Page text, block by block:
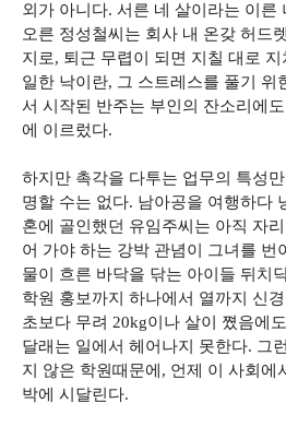
외가 아니다. 서른 네 살이라는 이른
오른 정성철씨는 회사 내 온갖 허드
지로, 퇴근 무렵이 되면 지칠 대로
일한 낙이란, 그 스트레스를 풀기 위
서 시작된 반주는 부인의 잔소리에
에 이르렀다.
하지만 촉각을 다투는 업무의 특성
명할 수는 없다. 남아공을 여행하다
혼에 골인했던 유임주씨는 아직 자
어 가야 하는 강박 관념이 그녀를 번
물이 흐른 바닥을 닦는 아이들 뒤치
학원 홍보까지 하나에서 열까지 신
초보다 무려 20kg이나 살이 쪘음에
달래는 일에서 헤어나지 못한다. 그
지 않은 학원때문에, 언제 이 사회에
박에 시달린다.